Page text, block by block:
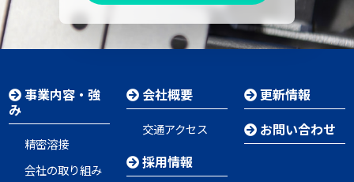
事業内容・強
み
精密溶接
会社の取り組み
会社概要
交通アクセス
採用情報
更新情報
お問い合わせ